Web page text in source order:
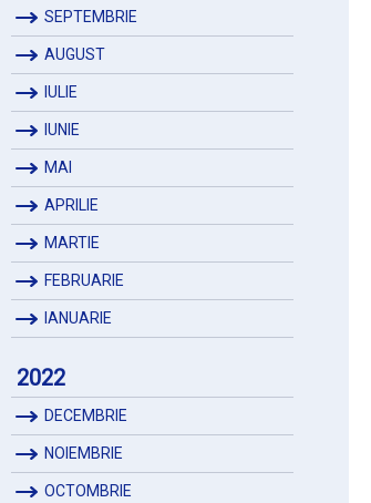
SEPTEMBRIE
AUGUST
IULIE
IUNIE
MAI
APRILIE
MARTIE
FEBRUARIE
IANUARIE
2022
DECEMBRIE
NOIEMBRIE
OCTOMBRIE